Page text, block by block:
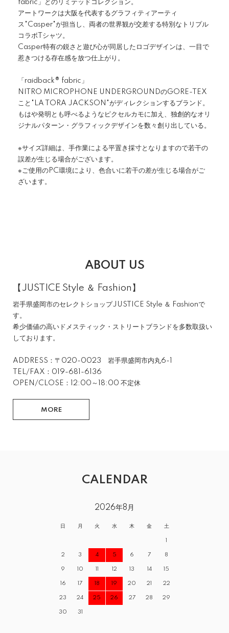
fabric」とのリミテッドコレクション。
アートワークは大阪を代表するグラフィティアーティ
ス"Casper"が担当し、両者の世界観が交差する特別なトリプル
コラボTシャツ。
Casper特有の鋭さと遊び心が同居したロゴデザインは、一目で
惹きつける存在感を放つ仕上がり。
「raidback®︎ fabric」
NITRO MICROPHONE UNDERGROUNDのGORE-TEX
こと"LA TORA JACKSON"がディレクションするブランド。
もはや発明とも呼べるようなピクセルカモに加え、独創的なオリ
ジナルパターン・グラフィックデザインを数々創り出している。
※サイズ詳細は、手作業による平置き採寸となりますので若干の
誤差が生じる場合がございます。
※ご使用のPC環境により、色合いに若干の差が生じる場合がご
ざいます。
ABOUT US
【JUSTICE Style ＆ Fashion】
岩手県盛岡市のセレクトショップJUSTICE Style ＆ Fashionで
す。
希少価値の高いドメスティック・ストリートブランドを多数取扱い
しております。
ADDRESS：〒020-0023 岩手県盛岡市内丸6-1
TEL/FAX：019-681-6136
OPEN/CLOSE：12:00～18:00 不定休
MORE
CALENDAR
2026年8月
日 月 火 水 木 金 土
1
2 3 4 5 6 7 8
9 10 11 12 13 14 15
16 17 18 19 20 21 22
23 24 25 26 27 28 29
30 31